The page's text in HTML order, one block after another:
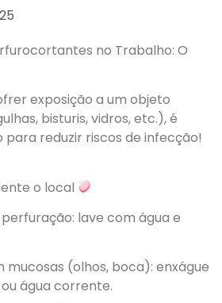
no Trabalho: O
exposição a um objeto
bisturis, vidros, etc.), é
para reduzir riscos de infecção!
o local
lave com água e
mucosas (olhos, boca): enxágue
água corrente.